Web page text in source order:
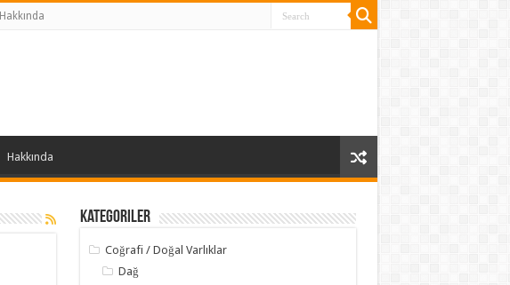
Hakkında
Hakkında
Kategoriler
Coğrafi / Doğal Varlıklar
Dağ